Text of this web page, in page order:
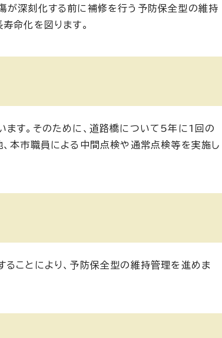
が深刻化する前に補修を行う予防保全型の維持
命化を図ります。
ます。そのために、道路橋について5年に1回の
本市職員による中間点検や通常点検等を実施し
ことにより、予防保全型の維持管理を進めま